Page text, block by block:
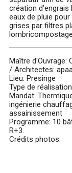
création
eaux de pluie
grises par filtres
Maître d'Ouvrage:
/ Architectes:
Lieu: Presinge
Type de
Mandat:
ingénierie
assainissement
Programme: 10
R+3.
Crédits photos: